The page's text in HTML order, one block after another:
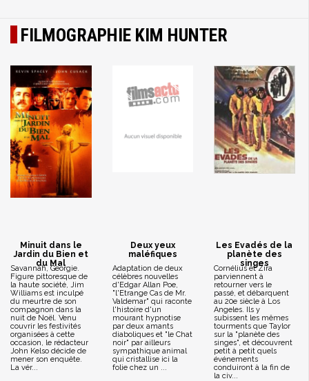
FILMOGRAPHIE KIM HUNTER
Minuit dans le
Jardin du Bien et
du Mal
Savannah, Georgie.
Figure pittoresque de
la haute société, Jim
Williams est inculpé
du meurtre de son
compagnon dans la
nuit de Noël. Venu
couvrir les festivités
organisées à cette
occasion, le rédacteur
John Kelso décide de
mener son enquête.
La vér...
Deux yeux
maléfiques
Adaptation de deux
célèbres nouvelles
d'Edgar Allan Poe,
"l'Etrange Cas de Mr.
Valdemar" qui raconte
l'histoire d'un
mourant hypnotise
par deux amants
diaboliques et "le Chat
noir" par ailleurs
sympathique animal
qui cristallise ici la
folie chez un ...
Les Evadés de la
planète des
singes
Cornélius et Zira
parviennent à
retourner vers le
passé, et débarquent
au 20e siècle à Los
Angeles. Ils y
subissent les mêmes
tourments que Taylor
sur la "planète des
singes", et découvrent
petit à petit quels
événements
conduiront à la fin de
la civ...